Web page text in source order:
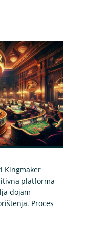
Kingmaker
platforma
dojam
Proces